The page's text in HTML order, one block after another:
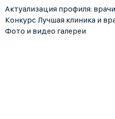
Актуализация профиля:
Конкурс Лучшая клиника и
Фото и видео галереи